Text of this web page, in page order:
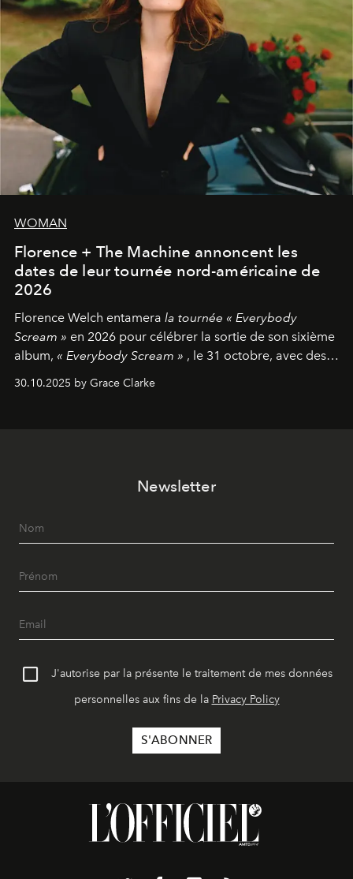
WOMAN
Florence + The Machine annoncent les
dates de leur tournée nord-américaine de
2026
Florence Welch entamera la tournée « Everybody
Scream » en 2026 pour célébrer la sortie de son sixième
album, « Everybody Scream » , le 31 octobre, avec des
30.10.2025 by Grace Clarke
Newsletter
J'autorise par la présente le traitement de mes données
personnelles aux fins de la Privacy Policy